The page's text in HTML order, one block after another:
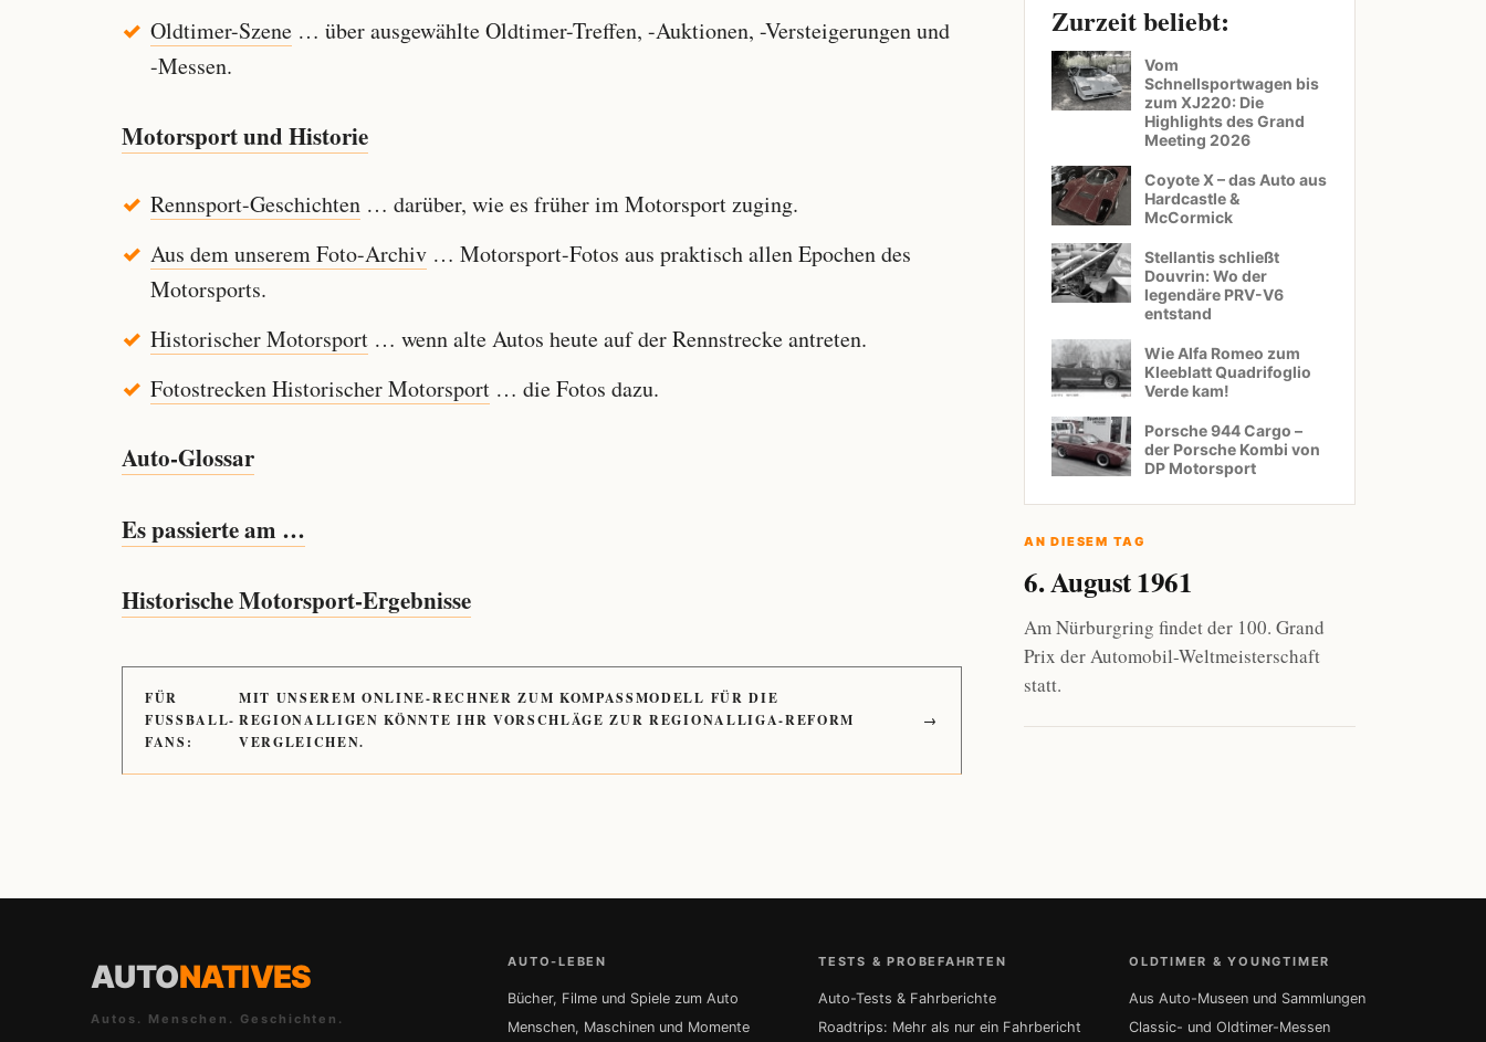
Oldtimer-Szene… über ausgewählte Oldtimer-Treffen, -Auktionen, -Versteigerungen und
-Messen.
Motorsport und Historie
Rennsport-Geschichten… darüber, wie es früher im Motorsport zuging.
Aus dem unserem Foto-Archiv… Motorsport-Fotos aus praktisch allen Epochen des
Motorsports.
Historischer Motorsport… wenn alte Autos heute auf der Rennstrecke antreten.
Fotostrecken Historischer Motorsport… die Fotos dazu.
Auto-Glossar
Es passierte am …
Historische Motorsport-Ergebnisse
FÜR
FUSSBALL-
FANS:
MIT UNSEREM ONLINE-RECHNER ZUM KOMPASSMODELL FÜR DIE
REGIONALLIGEN KÖNNTE IHR VORSCHLÄGE ZUR REGIONALLIGA-REFORM
VERGLEICHEN.
→
Zurzeit beliebt:
Vom
Schnellsportwagen bis
zum XJ220: Die
Highlights des Grand
Meeting 2026
Coyote X – das Auto aus
Hardcastle &
McCormick
Stellantis schließt
Douvrin: Wo der
legendäre PRV-V6
entstand
Wie Alfa Romeo zum
Kleeblatt Quadrifoglio
Verde kam!
Porsche 944 Cargo –
der Porsche Kombi von
DP Motorsport
AN DIESEM TAG
6. August 1961
Am Nürburgring findet der 100. Grand
Prix der Automobil-Weltmeisterschaft
statt.
AUTONATIVES
Autos. Menschen. Geschichten.
AUTO-LEBEN
Bücher, Filme und Spiele zum Auto
Menschen, Maschinen und Momente
TESTS & PROBEFAHRTEN
Auto-Tests & Fahrberichte
Roadtrips: Mehr als nur ein Fahrbericht
OLDTIMER & YOUNGTIMER
Aus Auto-Museen und Sammlungen
Classic- und Oldtimer-Messen